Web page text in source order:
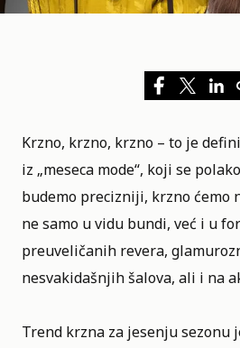
Krzno, krzno, krzno – to je
iz „meseca mode“, koji se
budemo precizniji, krzno ćemo
ne samo u vidu bundi, već i u
preuveličanih revera,
nesvakidašnjih šalova, ali i na
Trend krzna za jesenju sezonu